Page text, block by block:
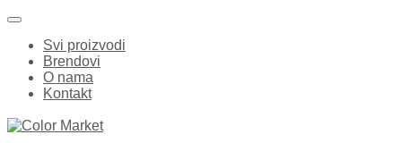
Svi proizvodi
Brendovi
O nama
Kontakt